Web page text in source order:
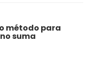
método para
suma